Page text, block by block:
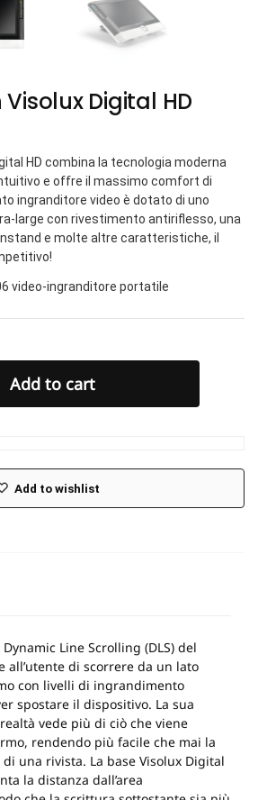
Digital HD
HD combina la tecnologia moderna
e offre il massimo comfort di
ingranditore video è dotato di uno
large con rivestimento antiriflesso, una
e molte altre caratteristiche, il
video-ingranditore portatile
Add to cart
Add to wishlist
Dynamic Line Scrolling (DLS) del
all’utente di scorrere da un lato
con livelli di ingrandimento
spostare il dispositivo. La sua
vede più di ciò che viene
rendendo più facile che mai la
una rivista. La base Visolux Digital
la distanza dall’area